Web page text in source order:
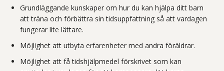
Grundläggande kunskaper om hur du kan hjälpa ditt barn
att träna och förbättra sin tidsuppfattning så att vardagen
fungerar lite lättare.
Möjlighet att utbyta erfarenheter med andra föräldrar.
Möjlighet att få tidshjälpmedel förskrivet som kan